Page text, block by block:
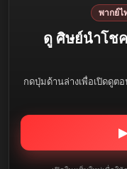
พากย์ไ
ดู ศิษย์นำโช
กดปุ่มด้านล่างเพื่อเปิดดูต